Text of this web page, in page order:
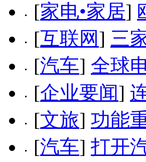
[家电•家居]
[互联网] 三
[汽车] 全球
[企业要闻]
[文旅] 功能
[汽车] 打开